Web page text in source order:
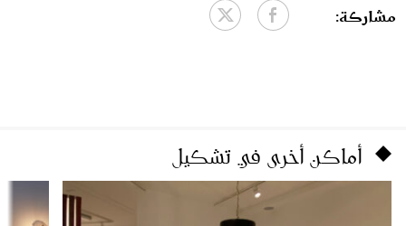
مشاركة:
أماكن أخرى في تشكيل